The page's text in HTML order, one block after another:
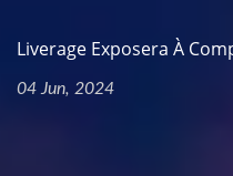
Liverage Exposera À
04 Jun, 2024